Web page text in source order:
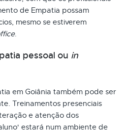
de Empatia possam
mesmo se estiverem
.
pessoal ou in
em Goiânia também pode ser
Treinamentos presenciais
e atenção dos
estará num ambiente de